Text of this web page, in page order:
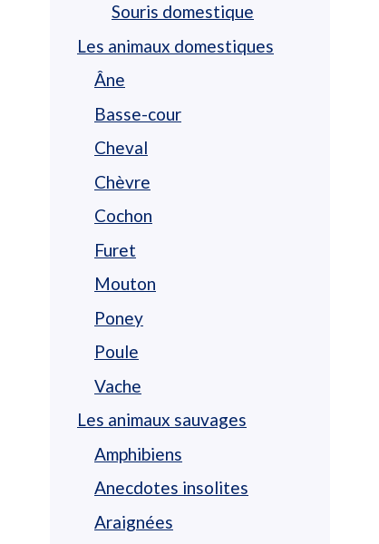
Souris domestique
Les animaux domestiques
Âne
Basse-cour
Cheval
Chèvre
Cochon
Furet
Mouton
Poney
Poule
Vache
Les animaux sauvages
Amphibiens
Anecdotes insolites
Araignées